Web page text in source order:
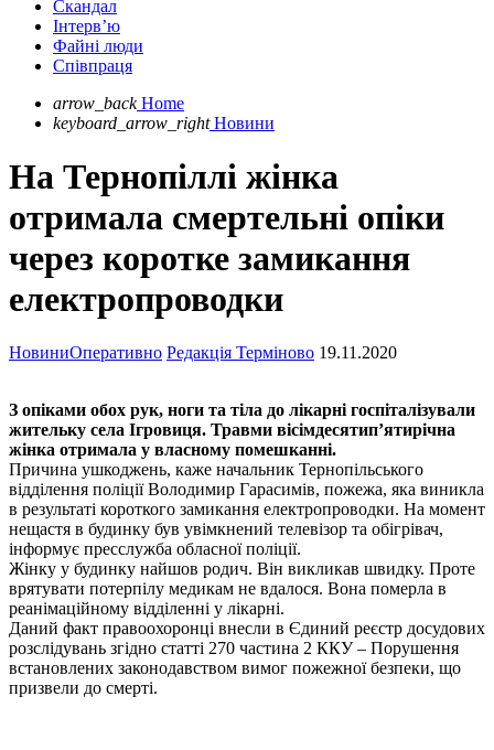
Скандал
Інтерв’ю
Файні люди
Співпраця
arrow_back Home
keyboard_arrow_right Новини
На Тернопіллі жінка
отримала смертельні опіки
через коротке замикання
електропроводки
НовиниОперативно Редакція Терміново 19.11.2020
З опіками обох рук, ноги та тіла до лікарні госпіталізували
жительку села Ігровиця. Травми вісімдесятип’ятирічна
жінка отримала у власному помешканні.
Причина ушкоджень, каже начальник Тернопільського
відділення поліції Володимир Гарасимів, пожежа, яка виникла
в результаті короткого замикання електропроводки. На момент
нещастя в будинку був увімкнений телевізор та обігрівач,
інформує пресслужба обласної поліції.
Жінку у будинку найшов родич. Він викликав швидку. Проте
врятувати потерпілу медикам не вдалося. Вона померла в
реанімаційному відділенні у лікарні.
Даний факт правоохоронці внесли в Єдиний реєстр досудових
розслідувань згідно статті 270 частина 2 ККУ – Порушення
встановлених законодавством вимог пожежної безпеки, що
призвели до смерті.